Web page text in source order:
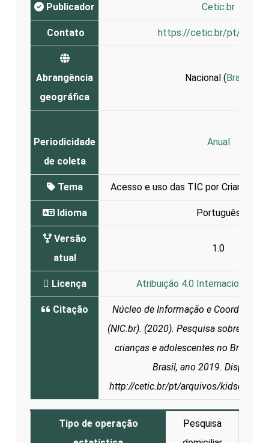
Publicador Cetic.br
Contato https://cetic.br/pt/
Abrangência
geográfica
Nacional (Brasil
Periodicidade
de coleta
Anual
Tema Acesso e uso das TIC por Crianças
Idioma Português
Versão
atual
1.0
Licença Atribuição 4.0 Internacional
Citação
Núcleo de Informação e
(NIC.br). (2020). Pesquisa sobre o
crianças e adolescentes no Brasil:
Brasil, ano 2019.
http://cetic.br/pt/arquivos/
Tipo de operação
Pesquisa